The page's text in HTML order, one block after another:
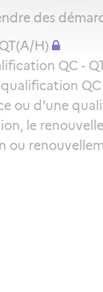
des
H)
QC -
QC
ou d'une
le
ou